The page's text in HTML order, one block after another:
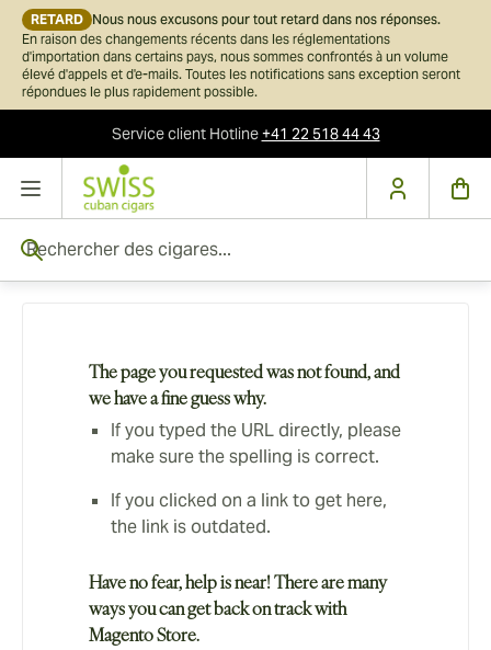
RETARD Nous nous excusons pour tout retard dans nos réponses.
En raison des changements récents dans les réglementations
d'importation dans certains pays, nous sommes confrontés à un volume
élevé d'appels et d'e-mails. Toutes les notifications sans exception seront
répondues le plus rapidement possible.
Service clientHotline+41 22 518 44 43
Skip to Content
The page you requested was not found, and
we have a fine guess why.
If you typed the URL directly, please
make sure the spelling is correct.
If you clicked on a link to get here,
the link is outdated.
Have no fear, help is near! There are many
ways you can get back on track with
Magento Store.